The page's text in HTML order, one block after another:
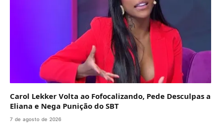
Carol Lekker Volta ao Fofocalizando, Pede Desculpas a
Eliana e Nega Punição do SBT
7 de agosto de 2026